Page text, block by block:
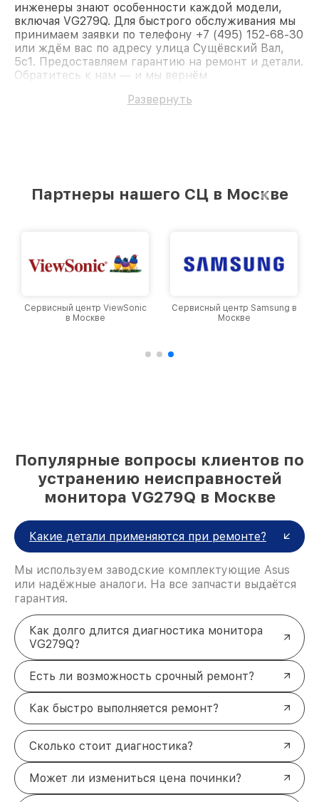
инженеры знают особенности каждой модели,
включая VG279Q. Для быстрого обслуживания мы
принимаем заявки по телефону +7 (495) 152-68-30
или ждём вас по адресу улица Сущёвский Вал,
5с1. Предоставляем гарантию на ремонт и детали.
Обратитесь к нам — и мы вернём
Развернуть
Партнеры нашего СЦ в Москве
Сервисный центр Samsung в
Москве
Сервисный центр TCL в
Москве
Популярные вопросы клиентов по
устранению неисправностей
монитора VG279Q в Москве
Какие детали применяются при ремонте?
Мы используем заводские комплектующие Asus
или надёжные аналоги. На все запчасти выдаётся
гарантия.
Как долго длится диагностика монитора
VG279Q?
Есть ли возможность срочный ремонт?
Как быстро выполняется ремонт?
Сколько стоит диагностика?
Может ли измениться цена починки?